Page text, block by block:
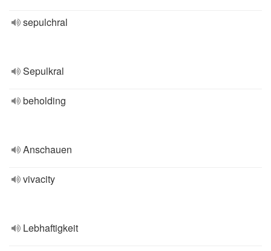
sepulchral
Sepulkral
beholding
Anschauen
vivacity
Lebhaftigkeit